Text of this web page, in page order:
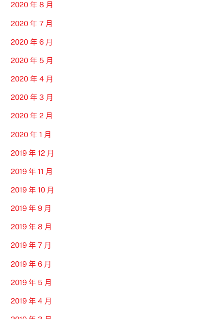
2020 年 8 月
2020 年 7 月
2020 年 6 月
2020 年 5 月
2020 年 4 月
2020 年 3 月
2020 年 2 月
2020 年 1 月
2019 年 12 月
2019 年 11 月
2019 年 10 月
2019 年 9 月
2019 年 8 月
2019 年 7 月
2019 年 6 月
2019 年 5 月
2019 年 4 月